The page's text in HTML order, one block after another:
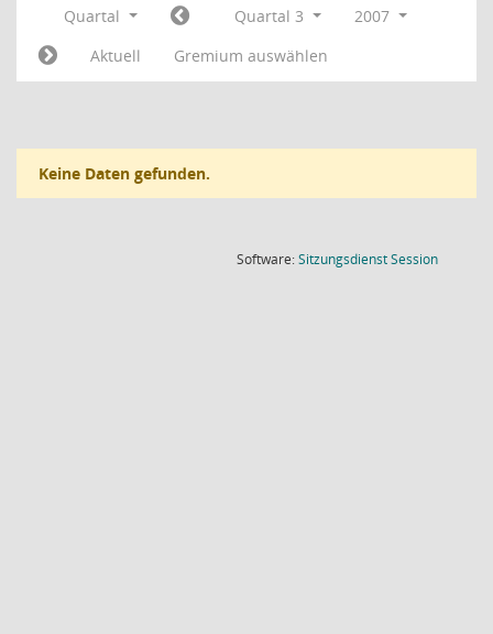
Quartal Quartal 3
2007
Aktuell
Gremium auswählen
Keine Daten gefunden.
Software:SitzungsdienstSession(Wird in